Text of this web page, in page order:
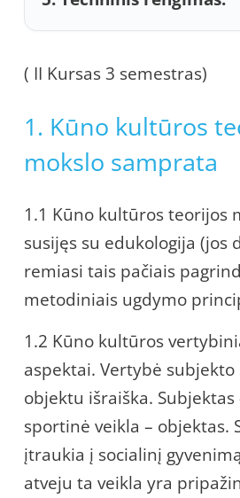
( II Kursas 3 semestras)
1. Kūno kultūros
mokslo samprata
1.1 Kūno kultūros teorijos
susijęs su edukologija (jos
remiasi tais pačiais
metodiniais ugdymo
1.2 Kūno kultūros
aspektai. Vertybė subjekto
objektu išraiška. Subjektas
sportinė veikla – objektas.
įtraukia į socialinį
atveju ta veikla yra